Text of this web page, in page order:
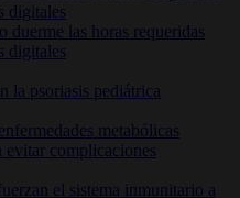
duerme las horas requeridas
digitales
la psoriasis pediátrica
metabólicas
evitar complicaciones